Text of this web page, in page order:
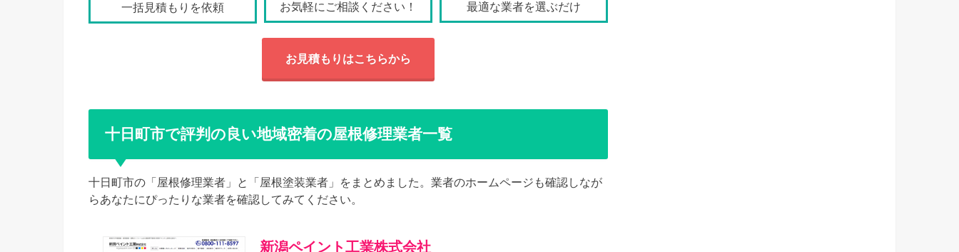
一括見積もりを依頼 お気軽にご相談ください！ 最適な業者を選ぶだけ
お見積もりはこちらから
十日町市で評判の良い地域密着の屋根修理業者一覧
十日町市の「屋根修理業者」と「屋根塗装業者」をまとめました。業者のホームページも確認しなが
らあなたにぴったりな業者を確認してみてください。
新潟ペイント工業株式会社